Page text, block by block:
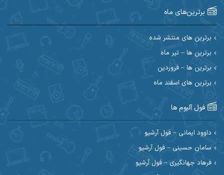
احسان امیدوار
احسان حیدری احسان دریادل
احسان رمضانی احسان علیانی
احسان کریمی احسان کمری
احسان مرادیان احمد اسلامی
احمد بیرانوند
احمد صحراییان
برترین‌های ماه
برترین های منتشر شده
برترین ها – تیر ماه
برترین ها – فروردین
برترین های اسفند ماه
فول آلبوم ها
داوود ایمانی – فول آرشیو
سامان حسینی – فول آرشیو
فرهاد جهانگیری – فول آرشیو